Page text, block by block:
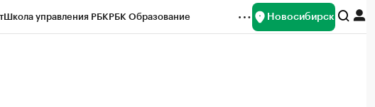
Школа управления РБКРБК Образование Новосибирск